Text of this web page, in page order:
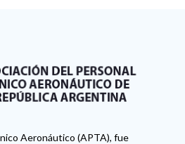
Aeronáutico (APTA), fue